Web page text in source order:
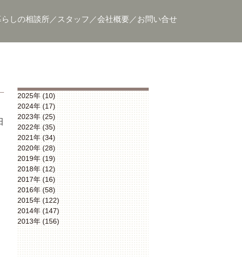
らしの相談所 スタッフ 会社概要 お問い合せ
2025年 (10)
2024年 (17)
2023年 (25)
2022年 (35)
2021年 (34)
2020年 (28)
2019年 (19)
2018年 (12)
2017年 (16)
2016年 (58)
2015年 (122)
2014年 (147)
2013年 (156)